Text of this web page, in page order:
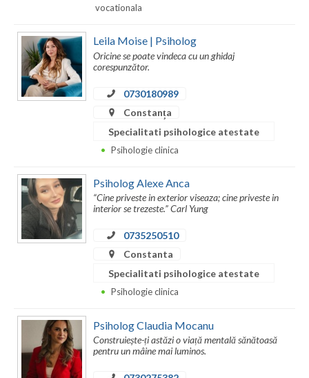
Vaslui
Vrancea
vocationala
Leila Moise | Psiholog
Oricine se poate vindeca cu un ghidaj
corespunzător.
0730180989
Constanța
Specialitati psihologice atestate
Psihologie clinica
Psiholog Alexe Anca
“Cine priveste in exterior viseaza; cine priveste in
interior se trezeste.” Carl Yung
0735250510
Constanta
Specialitati psihologice atestate
Psihologie clinica
Psiholog Claudia Mocanu
Construiește-ți astăzi o viață mentală sănătoasă
pentru un mâine mai luminos.